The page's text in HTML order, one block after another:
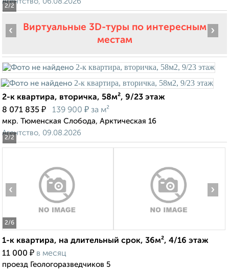
2/2
Виртуальные 3D-туры по интересным
местам
2/2
‹ ›
2-к квартира, вторичка, 58м², 9/23 этаж
8 071 835 ₽ 139 900 ₽ за м²
мкр. Тюменская Слобода, Арктическая 16
Агентство, 09.08.2026
2/6
‹ ›
1-к квартира, на длительный срок, 36м², 4/16 этаж
11 000 ₽ в месяц
проезд Геологоразведчиков 5